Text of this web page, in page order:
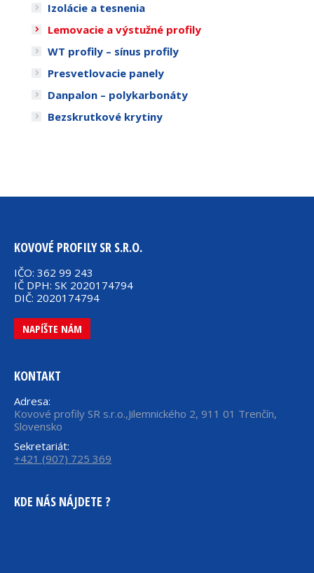
Izolácie a tesnenia
Lemovacie a výstužné profily
WT profily – sínus profily
Presvetlovacie panely
Danpalon – polykarbonáty
Bezskrutkové krytiny
KOVOVÉ PROFILY SR S.R.O.
IČO: 362 99 243
IČ DPH: SK 2020174794
DIČ: 2020174794
NAPÍŠTE NÁM
KONTAKT
Adresa:
Kovové profily SR s.r.o.,Jilemnického 2, 911 01 Trenčín,
Slovensko
Sekretariát:
+421 (907) 725 369
KDE NÁS NÁJDETE ?